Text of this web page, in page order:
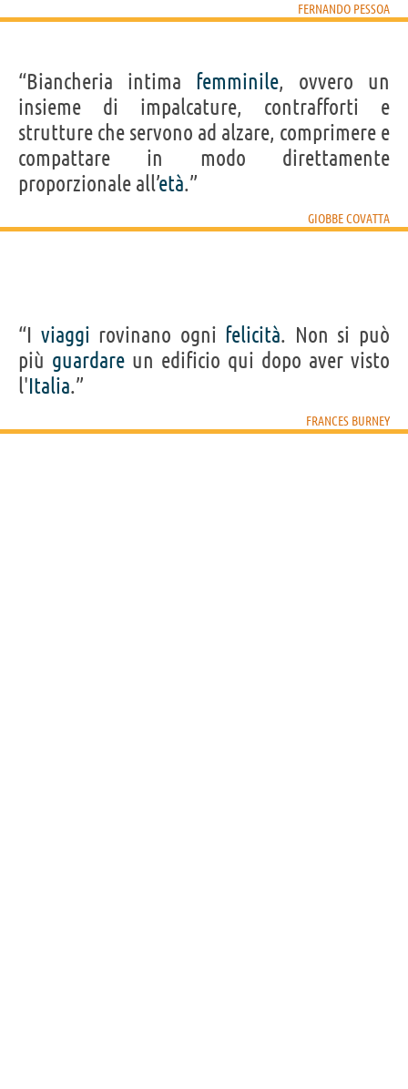
FERNANDO PESSOA
“Biancheria intima femminile, ovvero un
insieme di impalcature, contrafforti e
strutture che servono ad alzare, comprimere e
compattare in modo direttamente
proporzionale all’età.”
GIOBBE COVATTA
“I viaggi rovinano ogni felicità. Non si può
più guardare un edificio qui dopo aver visto
l'Italia.”
FRANCES BURNEY